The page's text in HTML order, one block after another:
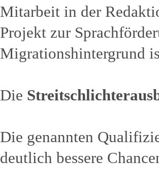
Mitarbeit in der
Projekt zur
Migrationshintergrund
Die
Die genannten
deutlich bessere